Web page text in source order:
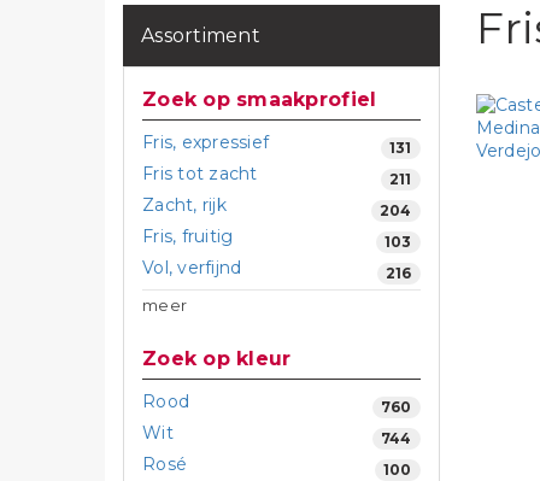
Assortiment
Zoek op smaakprofiel
Fris, expressief 131
Fris tot zacht 211
Zacht, rijk 204
Fris, fruitig 103
Vol, verfijnd 216
meer
Zoek op kleur
Rood 760
Wit 744
Rosé 100